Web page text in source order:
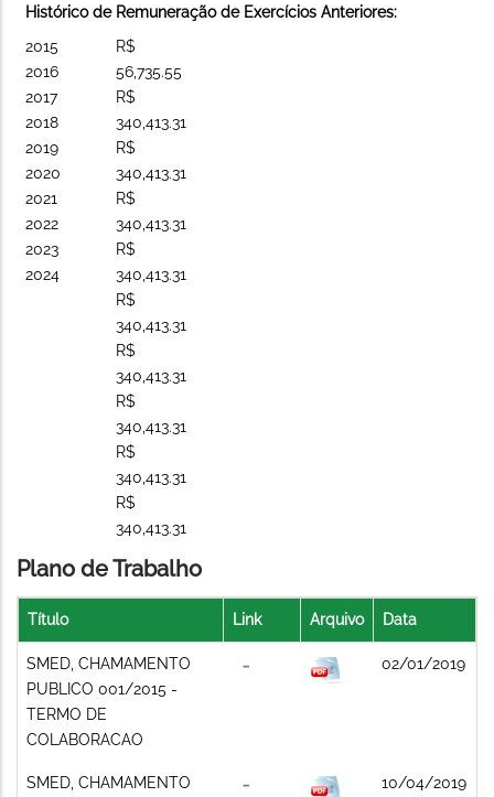
Histórico de Remuneração de Exercícios Anteriores:
2015
2016
2017
2018
2019
2020
2021
2022
2023
2024
R$
56,735.55
R$
340,413.31
R$
340,413.31
R$
340,413.31
R$
340,413.31
R$
340,413.31
R$
340,413.31
R$
340,413.31
R$
340,413.31
R$
340,413.31
Plano de Trabalho
Título Link Arquivo Data
SMED, CHAMAMENTO
PUBLICO 001/2015 -
TERMO DE
COLABORACAO
02/01/2019
SMED, CHAMAMENTO
10/04/2019